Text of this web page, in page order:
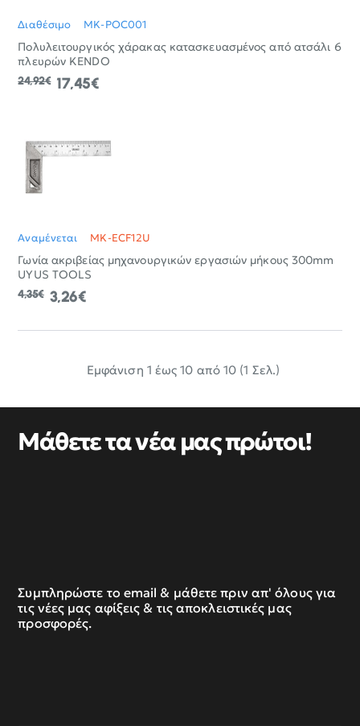
Διαθέσιμο MK-POC001
Πολυλειτουργικός χάρακας κατασκευασμένος από ατσάλι 6
πλευρών KENDO
17,45€
24,92€
Αναμένεται MK-ECF12U
Γωνία ακριβείας μηχανουργικών εργασιών μήκους 300mm
UYUS TOOLS
3,26€
4,35€
Εμφάνιση 1 έως 10 από 10 (1 Σελ.)
Μάθετε τα νέα μας πρώτοι!
Συμπληρώστε το email & μάθετε πριν απ' όλους για
τις νέες μας αφίξεις & τις αποκλειστικές μας
προσφορές.